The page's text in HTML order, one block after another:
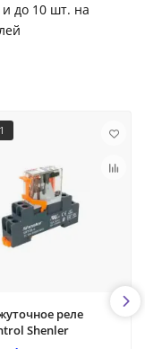
до 10 шт. на
реле
Shenler